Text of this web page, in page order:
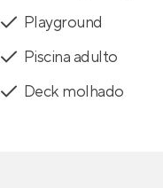
Playground
Piscina adulto
Deck molhado